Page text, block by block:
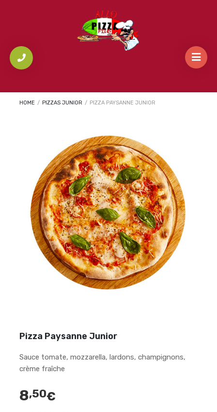
HOME / PIZZAS JUNIOR / PIZZA PAYSANNE JUNIOR
Pizza Paysanne Junior
Sauce tomate, mozzarella, lardons, champignons,
crème fraîche
8,50€